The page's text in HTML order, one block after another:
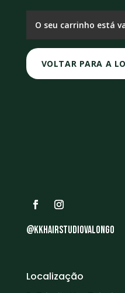
O seu carrinho está
VOLTAR PARA A
@kkhairstudiovalongo
Localização